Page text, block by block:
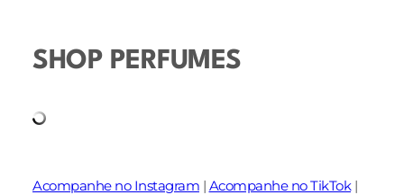
SHOP PERFUMES
Acompanhe no Instagram | Acompanhe no TikTok|